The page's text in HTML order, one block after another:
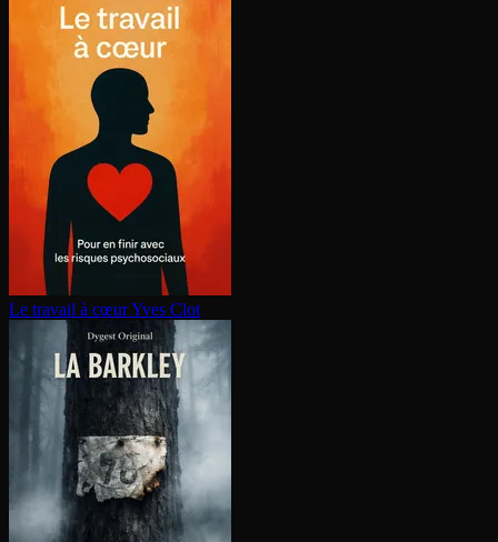
Le travail à cœurYves Clot